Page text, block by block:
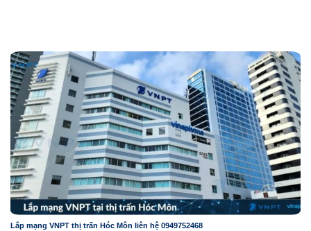
Lắp mạng VNPT thị trấn Hóc Môn liên hệ 0949752468